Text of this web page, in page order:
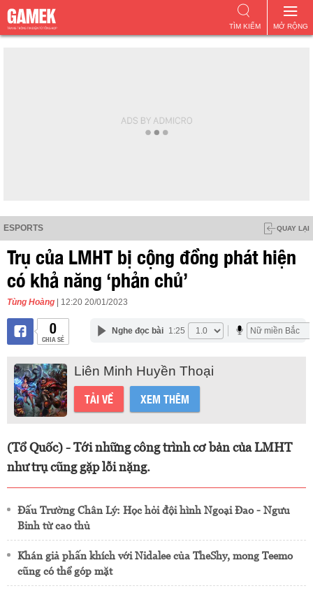
MỞ RỘNG
TÌM KIẾM
ESPORTS QUAY LẠI
Trụ của LMHT bị cộng đồng phát hiện
có khả năng ‘phản chủ’
Tùng Hoàng | 12:20 20/01/2023
0
CHIA SẺ
Nghe đọc bài 1:25
Liên Minh Huyền Thoại
TẢI VỀ XEM THÊM
(Tổ Quốc) - Tới những công trình cơ bản của LMHT
như trụ cũng gặp lỗi nặng.
Đấu Trường Chân Lý: Học hỏi đội hình Ngoại Đao - Ngưu
Binh từ cao thủ
Khán giả phấn khích với Nidalee của TheShy, mong Teemo
cũng có thể góp mặt